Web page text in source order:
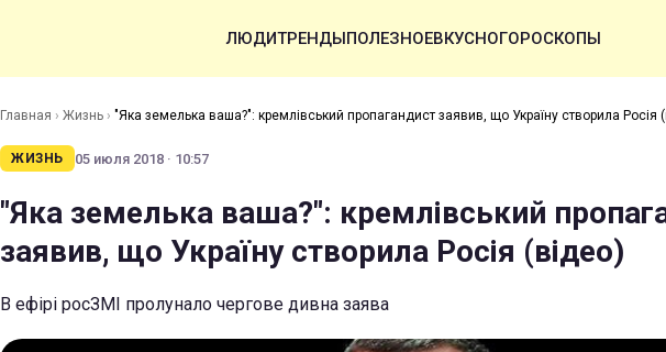
ЛЮДИТРЕНДЫПОЛЕЗНОЕВКУСНОГОРОСКОПЫ
Главная › Жизнь › "Яка земелька ваша?": кремлівський пропагандист заявив, що Україну створила Росія
ЖИЗНЬ 05 июля 2018 · 10:57
"Яка земелька ваша?": кремлівський
заявив, що Україну створила Росія (відео)
В ефірі росЗМІ пролунало чергове дивна заява